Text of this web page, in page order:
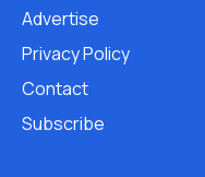
Advertise
Privacy Policy
Contact
Subscribe